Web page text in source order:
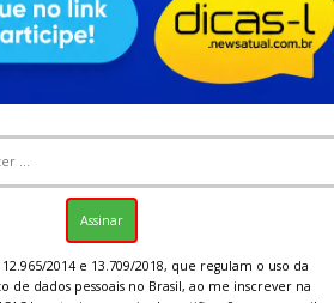
2014 e 13.709/2018, que regulam o uso da
dados pessoais no Brasil, ao me inscrever na